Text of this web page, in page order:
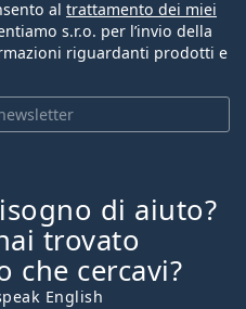
al trattamento dei miei
s.r.o. per l’invio della
riguardanti prodotti e
di aiuto?
trovato
che cercavi?
English